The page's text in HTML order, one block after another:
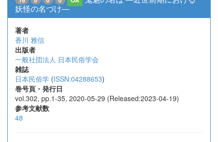
妖怪の名づけ―
著者
香川 雅信
出版者
一般社団法人 日本民俗学会
雑誌
日本民俗学 (ISSN:04288653)
巻号頁・発行日
vol.302, pp.1-35, 2020-05-29 (Released:2023-04-19)
参考文献数
48